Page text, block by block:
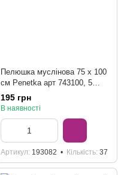
Пелюшка муслінова 75 х 100
см Penetka арт 743100, 5
видів
195 грн
В наявності
Артикул 193082 Кількість 37